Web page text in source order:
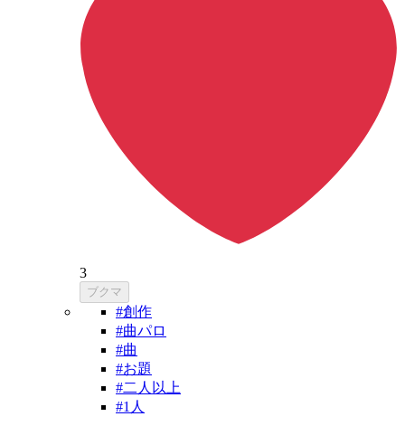
3
ブクマ
#創作
#曲パロ
#曲
#お題
#二人以上
#1人